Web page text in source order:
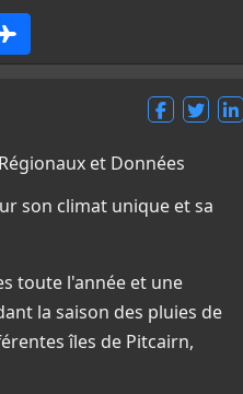
et Données
son climat unique et sa
toute l'année et une
la saison des pluies de
îles de Pitcairn,